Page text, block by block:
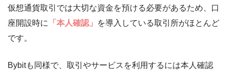
仮想通貨取引では大切な資金を預ける必要があるため、口
座開設時に
「本人確認」
を導入している取引所がほとんど
です。
Bybitも同様で、取引やサービスを利用するには本人確認